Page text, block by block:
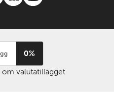
0%
valutatillägget